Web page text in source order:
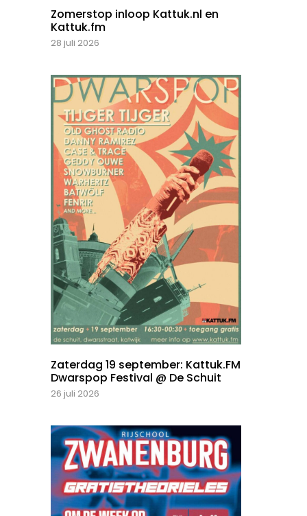
Zomerstop inloop Kattuk.nl en
Kattuk.fm
28 juli 2026
Zaterdag 19 september: Kattuk.FM
Dwarspop Festival @ De Schuit
26 juli 2026